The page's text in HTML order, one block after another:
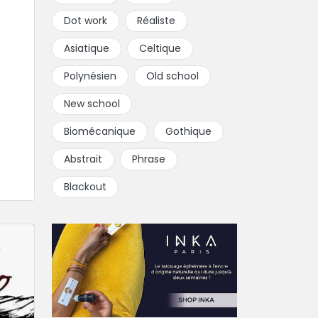
Dot work
Réaliste
Asiatique
Celtique
Polynésien
Old school
New school
Biomécanique
Gothique
Abstrait
Phrase
Blackout